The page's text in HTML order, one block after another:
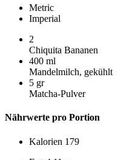
Metric
Imperial
2
Chiquita Bananen
400 ml
Mandelmilch, gekühlt
5 gr
Matcha-Pulver
Nährwerte pro Portion
Kalorien 179